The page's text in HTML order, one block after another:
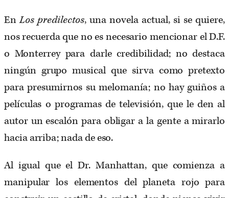
EnLos predilectos, una novela actual, si se quiere,
nos recuerda que no es necesario mencionar el D.F.
o Monterrey para darle credibilidad; no destaca
ningún grupo musical que sirva como pretexto
para presumirnos su melomanía; no hay guiños a
películas o programas de televisión, que le den al
autor un escalón para obligar a la gente a mirarlo
hacia arriba; nada de eso.
Al igual que el Dr. Manhattan, que comienza a
manipular los elementos del planeta rojo para